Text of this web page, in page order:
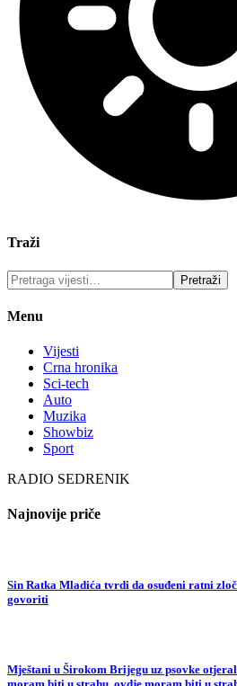
Traži
Menu
Vijesti
Crna hronika
Sci-tech
Auto
Muzika
Showbiz
Sport
RADIO SEDRENIK
Najnovije priče
Sin Ratka Mladića tvrdi da osuđeni ratni
govoriti
Mještani u Širokom Brijegu uz psovke